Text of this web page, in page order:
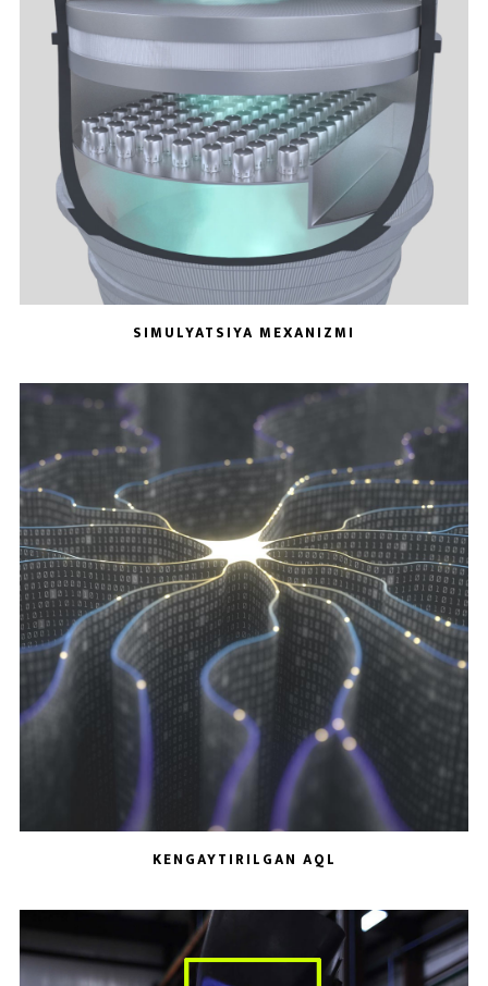
SIMULYATSIYA MEXANIZMI
KENGAYTIRILGAN AQL